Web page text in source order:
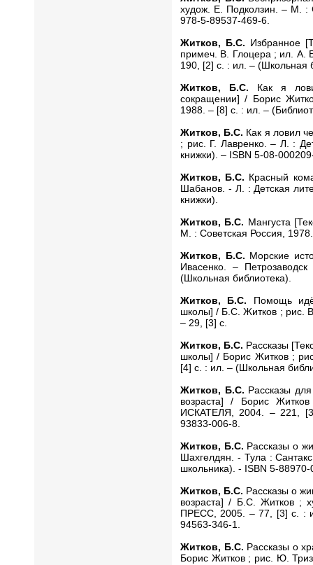
худож. Е. Подколзин. – М.
978-5-89537-469-6.
Житков, Б.С. Избранное
примеч. В. Глоцера ; ил. А.
190, [2] с. : ил. – (Школьная
Житков, Б.С. Как я
сокращении] / Борис
1988. – [8] с. : ил. –
Житков, Б.С. Как я ловил
; рис. Г. Лавренко. – Л. :
книжки). – ISBN 5-08-
Житков, Б.С. Красный
Шабанов. - Л. : Детская
книжки).
Житков, Б.С. Мангуста
М. : Советская Россия,
Житков, Б.С. Морские
Ивасенко. –
(Школьная библиотека).
Житков, Б.С. Помощь
школы] / Б.С. Житков ; рис.
– 29, [3] с.
Житков, Б.С. Рассказы
школы] / Борис Житков ;
[4] с. : ил. – (Школьная
Житков, Б.С. Рассказы
возраста] / Борис
ИСКАТЕЛЯ, 2004. – 221,
93833-006-8.
Житков, Б.С. Рассказы о
Шахгелдян. - Тула :
школьника). - ISBN 5-
Житков, Б.С. Рассказы о
возраста] / Б.С. Житков ;
ПРЕСС, 2005. – 77, [3] с. :
94563-346-1.
Житков, Б.С. Рассказы о
Борис Житков ; рис. Ю.